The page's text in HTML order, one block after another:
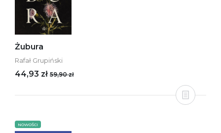
Żubura
Rafał Grupiński
44,93 zł 59,90 zł
NOWOŚCI